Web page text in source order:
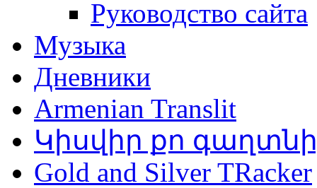
Руководство сайта
Музыка
Дневники
Armenian Translit
Կիսվիր քո
Gold and Silver TRacker